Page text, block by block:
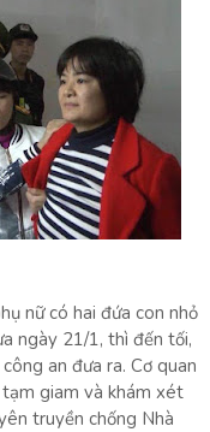
nữ có hai đứa con nhỏ
ngày 21/1, thì đến tối,
an đưa ra. Cơ quan
giam và khám xét
truyền chống Nhà